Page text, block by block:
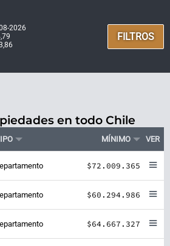
2026
FILTROS
en todo Chile
MÍNIMO VER
$72.009.365
$60.294.986
$64.667.327